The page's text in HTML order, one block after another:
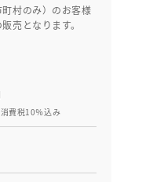
村のみ）のお客様
売となります。
費税10％込み